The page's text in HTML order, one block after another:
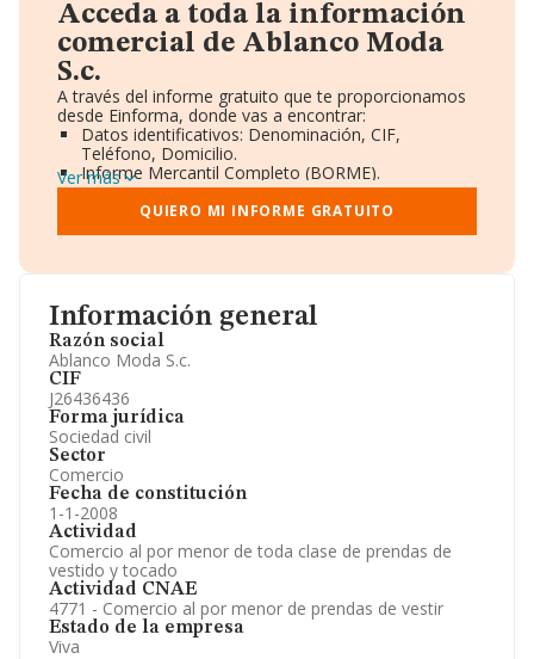
Información general
Razón social
Ablanco Moda S.c.
CIF
J26436436
Forma jurídica
Sociedad civil
Sector
Comercio
Fecha de constitución
1-1-2008
Actividad
Comercio al por menor de toda clase de prendas de
vestido y tocado
Actividad CNAE
4771 - Comercio al por menor de prendas de vestir
Estado de la empresa
Viva
Acceda a toda la información
comercial de Ablanco Moda
S.c.
A través del informe gratuito que te proporcionamos
desde Einforma, donde vas a encontrar:
Datos identificativos: Denominación, CIF,
Teléfono, Domicilio.
Informe Mercantil Completo (BORME).
Gráficos de Evolución Ventas y Empleados.
Consejo de Administración y Administradores.
Directivos y Ejecutivos.
Información oficial y registral complementaria.
Ver más
QUIERO MI INFORME GRATUITO